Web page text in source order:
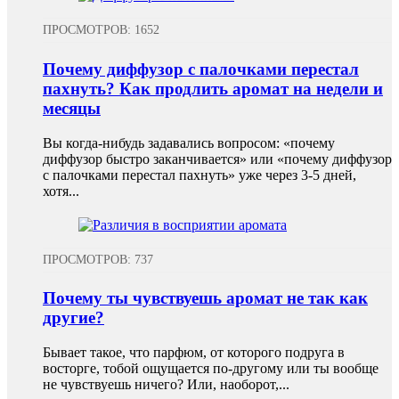
Помогает от прыщей
Помогает от тараканов
Помогает при боли в суставах
Помогает при головной боли
Помогает при заживлении ран
Помогает при зубной боли
Помогает при кашле, бронхите
Помогает при мышечной боли
Помогает при насморке и заложенности носа
Помогает при ожогах
Альфа-копаен (сесквитерпен, C₁₅H₂₄)
Альфа-куркумен (сесквитерпен, C₁₅H₂₂O) 1
Альфа-пинен (монотерпен, C₁₀H₁₆)
Альфа-сантален (сесквитерпеновый углеводород,
C₁₅H₂₄)
Альфа-санталол (сесквитерпеновый спирт, C₁₅H₂₄O)
Альфа-терпинен (монотерпен, C₁₀H₁₆)
Альфа-терпинеол (монотерпеновый спирт, C₁₀H₁₈O)
Ангеликат изобутила (сложный эфир, C₉H₁₆O₂)
ПРОСМОТРОВ: 1652
Почему диффузор с палочками перестал
пахнуть? Как продлить аромат на недели и
месяцы
Вы когда-нибудь задавались вопросом: «почему
диффузор быстро заканчивается» или «почему диффузор
с палочками перестал пахнуть» уже через 3-5 дней,
хотя...
ПРОСМОТРОВ: 737
Почему ты чувствуешь аромат не так как
другие?
Бывает такое, что парфюм, от которого подруга в
восторге, тобой ощущается по-другому или ты вообще
не чувствуешь ничего? Или, наоборот,...